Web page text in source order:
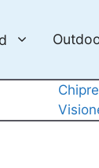
Chipre